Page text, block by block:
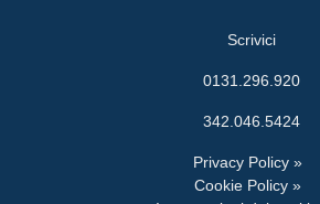
Scrivici
0131.296.920
342.046.5424
Privacy Policy »
Cookie Policy »